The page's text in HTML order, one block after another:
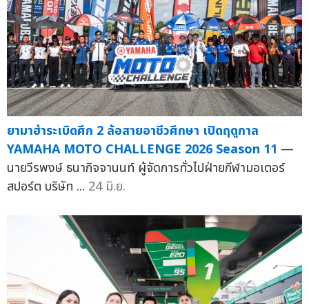
ยามาฮ่าระเบิดศึก 2 ล้อสายอาชีวศึกษา เปิดฤดูกาล
YAMAHA MOTO CHALLENGE 2026 Season 11 —
นายวีรพงษ์ ธนากิจจานนท์ ผู้จัดการทั่วไปฝ่ายกีฬามอเตอร์
สปอร์ต บริษัท ... 24 มิ.ย.